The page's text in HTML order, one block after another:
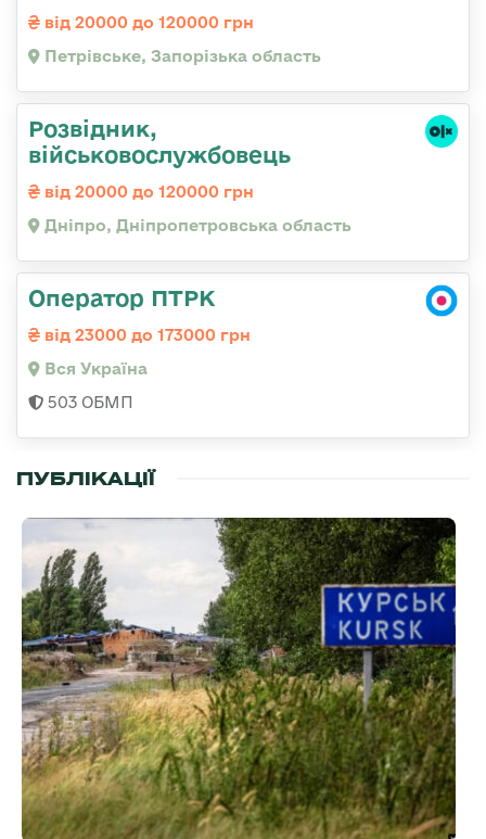
від 20000 до 120000 грн
Петрівське, Запорізька область
Розвідник,
військовослужбовець
від 20000 до 120000 грн
Дніпро, Дніпропетровська область
Оператор ПТРК
від 23000 до 173000 грн
Вся Україна
503 ОБМП
ПУБЛІКАЦІЇ